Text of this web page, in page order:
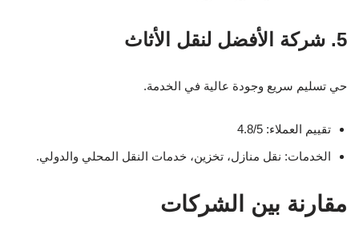
5. شركة الأفضل لنقل الأثاث
حي تسليم سريع وجودة عالية في الخدمة.
تقييم العملاء: 4.8/5
الخدمات: نقل منازل، تخزين، خدمات النقل المحلي والدولي.
مقارنة بين الشركات